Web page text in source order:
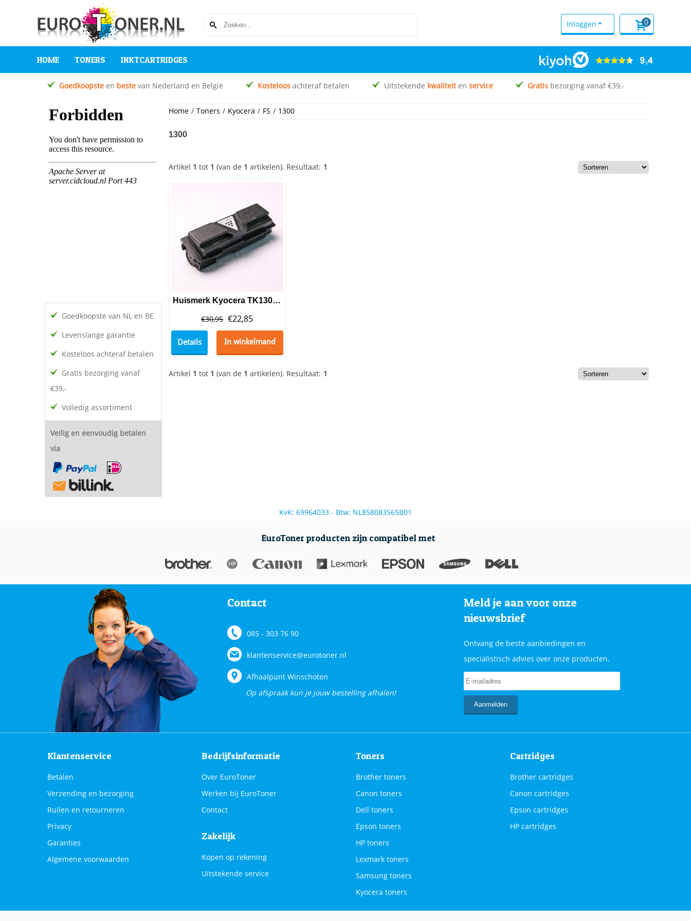
0
Inloggen
HOME TONERS INKTCARTRIDGES
Goedkoopste en beste van Nederland en België Kosteloos achteraf betalen Uitstekende kwaliteiten service Gratis bezorging vanaf €39,-
Goedkoopste van NL en BE
Levenslange garantie
Kosteloos achteraf betalen
Gratis bezorging vanaf
€39,-
Volledig assortiment
Veilig en eenvoudig betalen
via
Home / Toners / Kyocera / FS / 1300
1300
Artikel 1 tot 1 (van de 1 artikelen). Resultaat: 1
Huismerk Kyocera TK130 Toner Black
€30,95 €22,85
Details In winkelmand
Artikel 1 tot 1 (van de 1 artikelen). Resultaat: 1
KvK: 69964033 - Btw: NL858083565B01
EuroToner producten zijn compatibel met
Contact
085 - 303 76 90
klantenservice@eurotoner.nl
Afhaalpunt Winschoten
Op afspraak kun je jouw bestelling afhalen!
Meld je aan voor onze
nieuwsbrief
Ontvang de beste aanbiedingen en
specialistisch advies over onze producten.
Klantenservice
Betalen
Verzending en bezorging
Ruilen en retourneren
Privacy
Garanties
Algemene voorwaarden
Bedrijfsinformatie
Over EuroToner
Werken bij EuroToner
Contact
Zakelijk
Kopen op rekening
Uitstekende service
Toners
Brother toners
Canon toners
Dell toners
Epson toners
HP toners
Lexmark toners
Samsung toners
Kyocera toners
Cartridges
Brother cartridges
Canon cartridges
Epson cartridges
HP cartridges